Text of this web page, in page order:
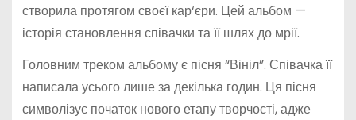
створила протягом своєї кар‘єри. Цей альбом —
історія становлення співачки та її шлях до мрії.
Головним треком альбому є пісня “Вініл”. Співачка її
написала усього лише за декілька годин. Ця пісня
символізує початок нового етапу творчості, адже